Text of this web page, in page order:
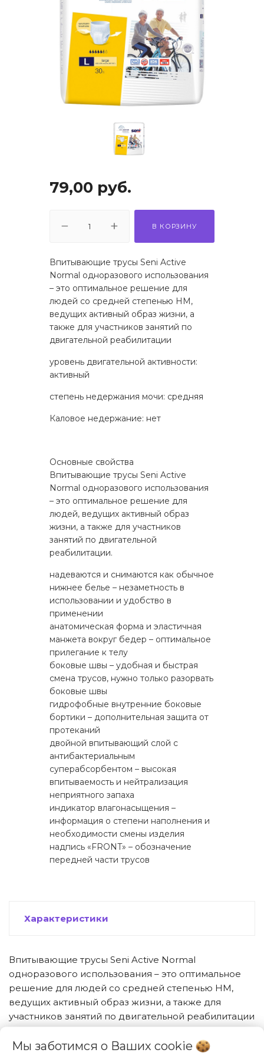
79,00 руб.
В КОРЗИНУ
Впитывающие трусы Seni Active
Normal одноразового использования
– это оптимальное решение для
людей со средней степенью НМ,
ведущих активный образ жизни, а
также для участников занятий по
двигательной реабилитации
уровень двигательной активности:
активный
степень недержания мочи: средняя
Каловое недержание: нет
Основные свойства
Впитывающие трусы Seni Active
Normal одноразового использования
– это оптимальное решение для
людей, ведущих активный образ
жизни, а также для участников
занятий по двигательной
реабилитации.
надеваются и снимаются как обычное
нижнее белье – незаметность в
использовании и удобство в
применении
анатомическая форма и эластичная
манжета вокруг бедер – оптимальное
прилегание к телу
боковые швы – удобная и быстрая
смена трусов, нужно только разорвать
боковые швы
гидрофобные внутренние боковые
бортики – дополнительная защита от
протеканий
двойной впитывающий слой с
антибактериальным
суперабсорбентом – высокая
впитываемость и нейтрализация
неприятного запаха
индикатор влагонасыщения –
информация о степени наполнения и
необходимости смены изделия
надпись «FRONT» – обозначение
передней части трусов
Характеристики
Впитывающие трусы Seni Active Normal
одноразового использования – это оптимальное
решение для людей со средней степенью НМ,
ведущих активный образ жизни, а также для
участников занятий по двигательной реабилитации
уровень двигательной активности: активный
Мы заботимся о Ваших cookie